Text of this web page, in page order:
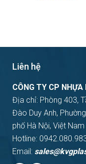
Liên hệ
CÔNG TY CP
Địa chỉ: Phòng 403,
Đào Duy Anh,
phố Hà Nội, Việt Nam
Hotline:
Email: